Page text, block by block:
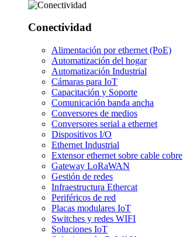
Conectividad
Alimentación por ethernet (PoE)
Automatización del hogar
Automatización Industrial
Cámaras para IoT
Capacitación y Soporte
Comunicación banda ancha
Conversores de medios
Conversores serial a ethernet
Dispositivos I/O
Ethernet Industrial
Extensor ethernet sobre cable cobre
Gateway LoRaWAN
Gestión de redes
Infraestructura Ethercat
Periféricos de red
Placas modulares IoT
Switches y redes WIFI
Soluciones IoT